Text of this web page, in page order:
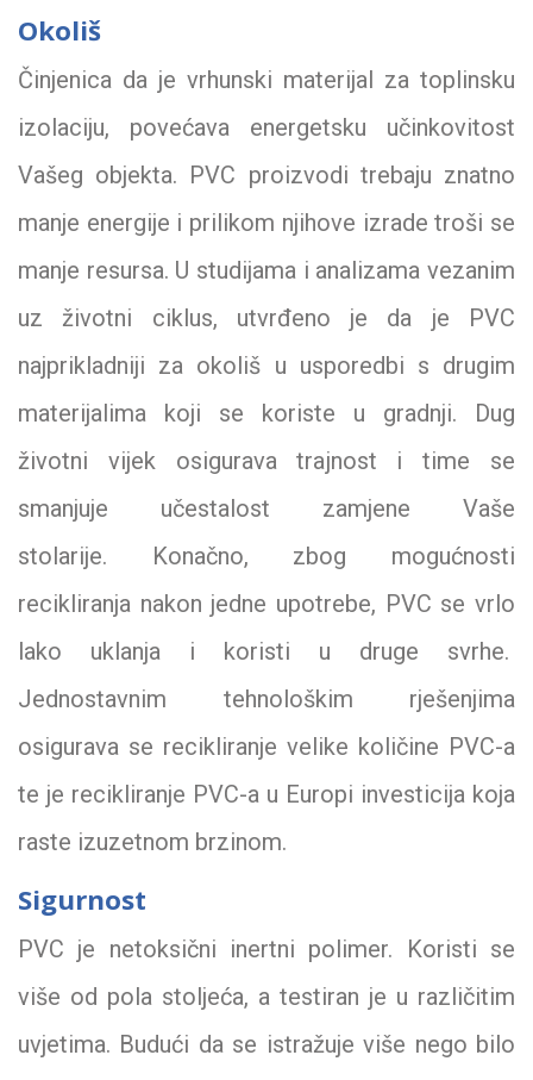
Okoliš
Činjenica da je vrhunski materijal za toplinsku
izolaciju, povećava energetsku učinkovitost
Vašeg objekta. PVC proizvodi trebaju znatno
manje energije i prilikom njihove izrade troši se
manje resursa. U studijama i analizama vezanim
uz životni ciklus, utvrđeno je da je PVC
najprikladniji za okoliš u usporedbi s drugim
materijalima koji se koriste u gradnji. Dug
životni vijek osigurava trajnost i time se
smanjuje učestalost zamjene Vaše
stolarije. Konačno, zbog mogućnosti
recikliranja nakon jedne upotrebe, PVC se vrlo
lako uklanja i koristi u druge svrhe.
Jednostavnim tehnološkim rješenjima
osigurava se recikliranje velike količine PVC-a
te je recikliranje PVC-a u Europi investicija koja
raste izuzetnom brzinom.
Sigurnost
PVC je netoksični inertni polimer. Koristi se
više od pola stoljeća, a testiran je u različitim
uvjetima. Budući da se istražuje više nego bilo